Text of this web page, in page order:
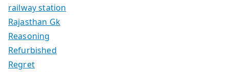
railway station
Rajasthan Gk
Reasoning
Refurbished
Regret